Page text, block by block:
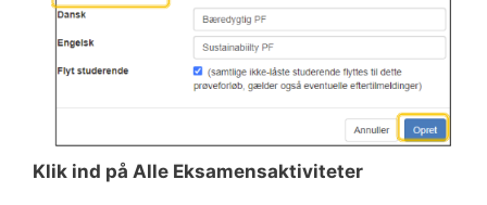
Klik ind på Alle Eksamensaktiviteter